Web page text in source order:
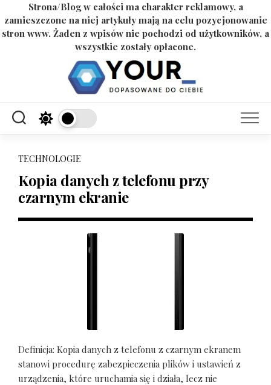
Strona/Blog w całości ma charakter reklamowy, a
zamieszczone na niej artykuły mają na celu pozycjonowanie
stron www. Żaden z wpisów nie pochodzi od użytkowników, a
wszystkie zostały opłacone.
TECHNOLOGIE
Kopia danych z telefonu przy
czarnym ekranie
Definicja: Kopia danych z telefonu z czarnym ekranem
stanowi procedurę zabezpieczenia plików i ustawień z
urządzenia, które uruchamia się i działa, lecz nie